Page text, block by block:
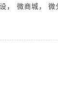
， 微商城，微